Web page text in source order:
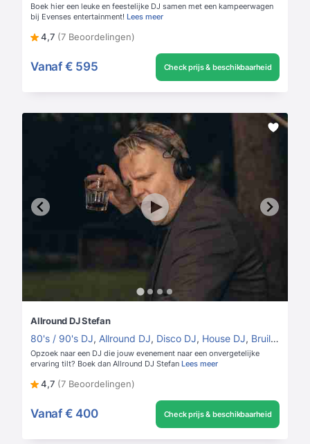
Boek hier een leuke en feestelijke DJ samen met een kampeerwagen
bij Evenses entertainment! Lees meer
4,7 (7 Beoordelingen)
Vanaf € 595 Check prijs & beschikbaarheid
Allround DJ Stefan
80's / 90's DJ, Allround DJ, Disco DJ, House DJ, Bruiloft DJ
Opzoek naar een DJ die jouw evenement naar een onvergetelijke
ervaring tilt? Boek dan Allround DJ Stefan Lees meer
4,7 (7 Beoordelingen)
Vanaf € 400 Check prijs & beschikbaarheid